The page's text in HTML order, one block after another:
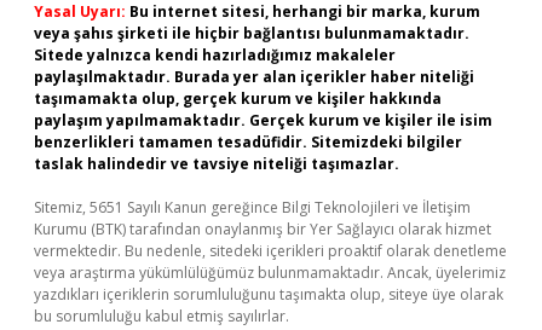
Yasal Uyarı: Bu internet sitesi, herhangi bir marka, kurum
veya şahıs şirketi ile hiçbir bağlantısı bulunmamaktadır.
Sitede yalnızca kendi hazırladığımız makaleler
paylaşılmaktadır. Burada yer alan içerikler haber niteliği
taşımamakta olup, gerçek kurum ve kişiler hakkında
paylaşım yapılmamaktadır. Gerçek kurum ve kişiler ile isim
benzerlikleri tamamen tesadüfidir. Sitemizdeki bilgiler
taslak halindedir ve tavsiye niteliği taşımazlar.
Sitemiz, 5651 Sayılı Kanun gereğince Bilgi Teknolojileri ve İletişim
Kurumu (BTK) tarafından onaylanmış bir Yer Sağlayıcı olarak hizmet
vermektedir. Bu nedenle, sitedeki içerikleri proaktif olarak denetleme
veya araştırma yükümlülüğümüz bulunmamaktadır. Ancak, üyelerimiz
yazdıkları içeriklerin sorumluluğunu taşımakta olup, siteye üye olarak
bu sorumluluğu kabul etmiş sayılırlar.